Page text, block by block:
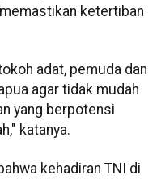
ketertiban
adat, pemuda dan
agar tidak mudah
yang berpotensi
katanya.
kehadiran TNI di